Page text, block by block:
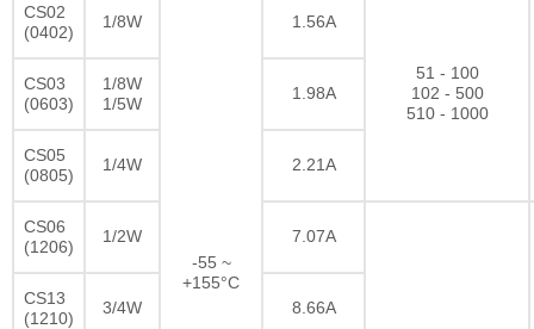
CS02
(0402)
1/8W
-55 ~
+155°C
1.56A
51 - 100
102 - 500
510 - 1000
CS03
(0603)
1/8W
1/5W
1.98A
CS05
(0805)
1/4W 2.21A
CS06
(1206)
1/2W 7.07A
CS13
(1210)
3/4W 8.66A